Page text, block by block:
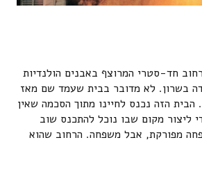
חד-סטרי המרוצף באבנים הולנדיות
בשרון. לא מדובר בבית שעמד שם מאז
הבית הזה נכנס לחיינו מתוך הסכמה שאין
ליצור מקום שבו נוכל להתכנס שוב
מפורקת, אבל משפחה. הרחוב שהוא